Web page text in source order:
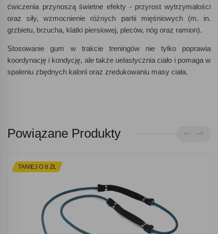
ćwiczenia przynoszą świetne efekty - przyrost wytrzymałości
oraz siły, wzmocnienie różnych partii mięśniowych (m. in.
grzbietu, brzucha, klatki piersiowej, pleców, nóg oraz ramion).
Stosowanie gum w trakcie treningów nie tylko poprawia
koordynację i kondycję, ale także uelastycznia ciało i pomaga w
spaleniu zbędnych kalorii oraz zredukowaniu masy ciała.
Powiązane Produkty
TANIEJ O 8 ZŁ